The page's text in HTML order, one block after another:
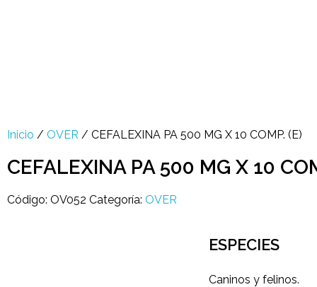
Inicio / OVER / CEFALEXINA PA 500 MG X 10 COMP. (E)
CEFALEXINA PA 500 MG X 10
Código: OV052 Categoría: OVER
openESPECIES
Caninos y felinos.